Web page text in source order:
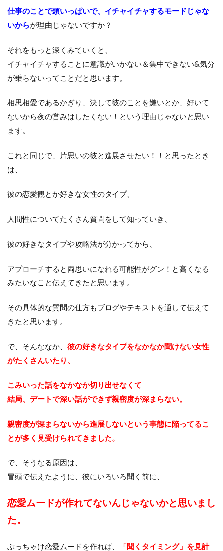
仕事のことで頭いっぱいで、イチャイチャするモードじゃな
いからが理由じゃないですか？
それをもっと深くみていくと、
イチャイチャすることに意識がいかない＆集中できない&気分
が乗らないってことだと思います。
相思相愛であるかぎり、決して彼のことを嫌いとか、好いて
ないから夜の営みはしたくない！という理由じゃないと思い
ます。
これと同じで、片思いの彼と進展させたい！！と思ったとき
は、
彼の恋愛観とか好きな女性のタイプ、
人間性についてたくさん質問をして知っていき、
彼の好きなタイプや攻略法が分かってから、
アプローチすると両思いになれる可能性がグン！と高くなる
みたいなこと伝えてきたと思います。
その具体的な質問の仕方もブログやテキストを通して伝えて
きたと思います。
で、そんななか、 彼の好きなタイプをなかなか聞けない女性
がたくさんいたり、
こみいった話をなかなか切り出せなくて
結局、デートで深い話ができず親密度が深まらない。
親密度が深まらないから進展しないという事態に陥ってるこ
とが多く見受けられてきました。
で、そうなる原因は、
冒頭で伝えたように、彼にいろいろ聞く前に、
恋愛ムードが作れてないんじゃないかと思いまし
た。
ぶっちゃけ恋愛ムードを作れば、
「聞くタイミング」を見計